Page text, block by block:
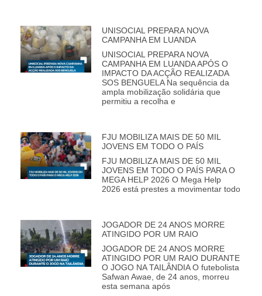
UNISOCIAL PREPARA NOVA
CAMPANHA EM LUANDA
UNISOCIAL PREPARA NOVA
CAMPANHA EM LUANDA APÓS O
IMPACTO DA ACÇÃO REALIZADA
SOS BENGUELA Na sequência da
ampla mobilização solidária que
permitiu a recolha e
FJU MOBILIZA MAIS DE 50 MIL
JOVENS EM TODO O PAÍS
FJU MOBILIZA MAIS DE 50 MIL
JOVENS EM TODO O PAÍS PARA O
MEGA HELP 2026 O Mega Help
2026 está prestes a movimentar todo
JOGADOR DE 24 ANOS MORRE
ATINGIDO POR UM RAIO
JOGADOR DE 24 ANOS MORRE
ATINGIDO POR UM RAIO DURANTE
O JOGO NA TAILÂNDIA O futebolista
Safwan Awae, de 24 anos, morreu
esta semana após